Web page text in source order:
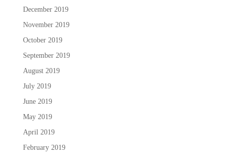
December 2019
November 2019
October 2019
September 2019
August 2019
July 2019
June 2019
May 2019
April 2019
February 2019